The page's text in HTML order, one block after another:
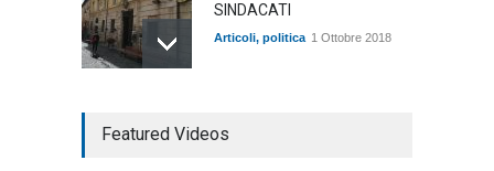
SINDACATI
Articoli, politica 1 Ottobre 2018
COMMEDIA"
Featured Videos